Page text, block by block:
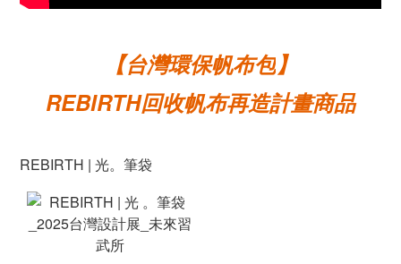
【台灣環保帆布包】
REBIRTH回收帆布再造計畫商品
REBIRTH | 光。筆袋